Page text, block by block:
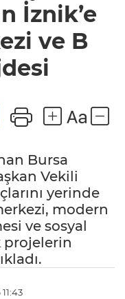
İznik’e
ve B
Bursa
Vekili
yerinde
modern
ve sosyal
projelerin